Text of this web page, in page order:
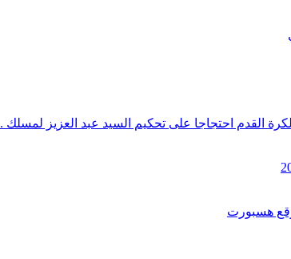
القدم احتجاجا على تحكيم السيد عبد العزيز لمسلك .
هسبورت